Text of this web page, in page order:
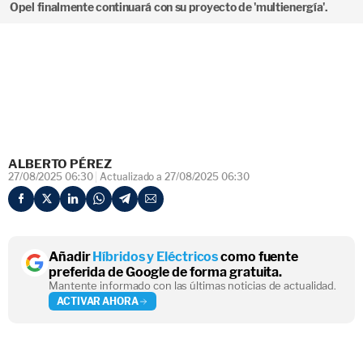
Opel finalmente continuará con su proyecto de 'multienergía'.
ALBERTO PÉREZ
27/08/2025 06:30 Actualizado a 27/08/2025 06:30
AñadirHíbridos y Eléctricoscomo fuente
preferida de Google de forma gratuita.
Mantente informado con las últimas noticias de actualidad.
ACTIVAR AHORA